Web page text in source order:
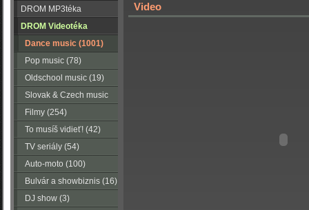
DROM MP3téka
DROM Videotéka
Dance music (1001)
Pop music (78)
Oldschool music (19)
Slovak & Czech music
(56)Filmy (254)
To musíš vidieť! (42)
TV seriály (54)
Auto-moto (100)
Bulvár a showbiznis (16)
DJ show (3)
Video